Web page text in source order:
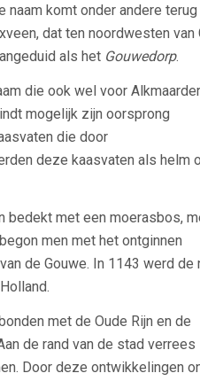
naam komt onder andere
dat ten noordwesten van
als het Gouwedorp.
die ook wel voor
mogelijk zijn oorsprong
die door
deze kaasvaten als helm
bedekt met een moerasbos,
men met het ontginnen
de Gouwe. In 1143 werd de
met de Oude Rijn en de
de rand van de stad verrees
Door deze ontwikkelingen